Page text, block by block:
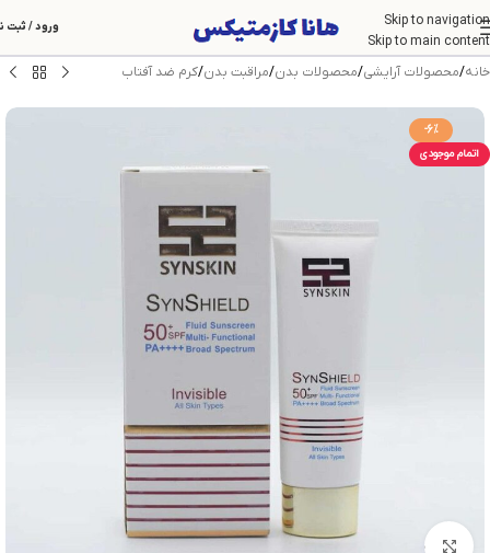
Skip to navigation
Skip to main content
ورود / ثبت
خانه/محصولات آرایشی/محصولات بدن/مراقبت بدن/کرم ضد آفتاب
-6%
اتمام موجودی
بزرگنمایی تصویر